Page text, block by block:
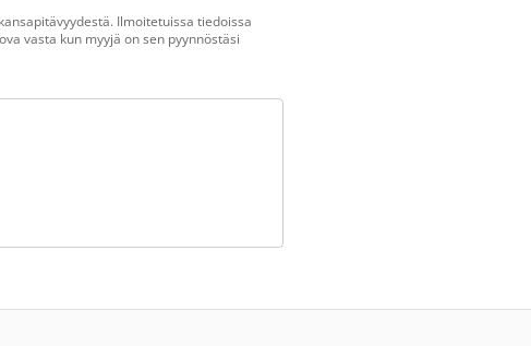
Ilmoitetuissa tiedoissa
vasta kun myyjä on sen pyynnöstäsi